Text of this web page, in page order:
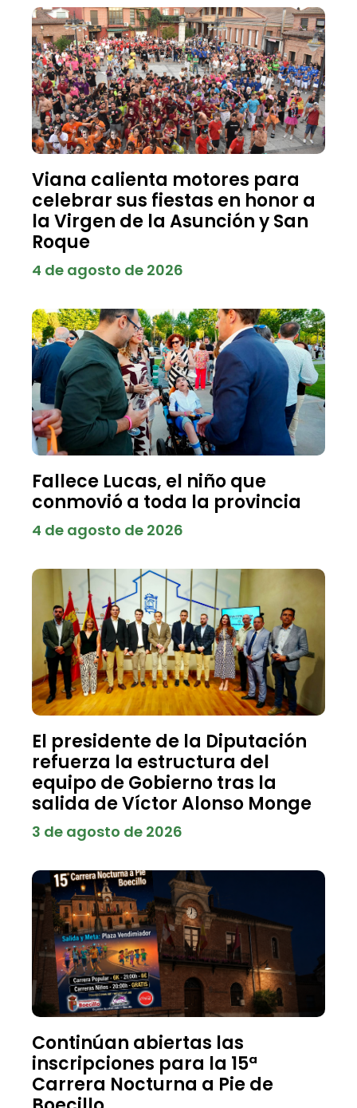
Viana calienta motores para
celebrar sus fiestas en honor a
la Virgen de la Asunción y San
Roque
4 de agosto de 2026
Fallece Lucas, el niño que
conmovió a toda la provincia
4 de agosto de 2026
El presidente de la Diputación
refuerza la estructura del
equipo de Gobierno tras la
salida de Víctor Alonso Monge
3 de agosto de 2026
Continúan abiertas las
inscripciones para la 15ª
Carrera Nocturna a Pie de